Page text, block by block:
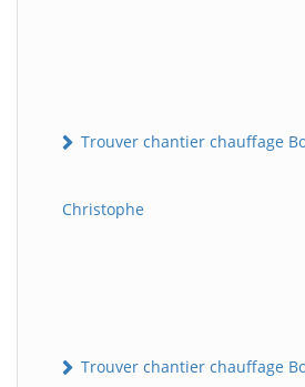
Trouver chantier chauffage
Christophe
Trouver chantier chauffage